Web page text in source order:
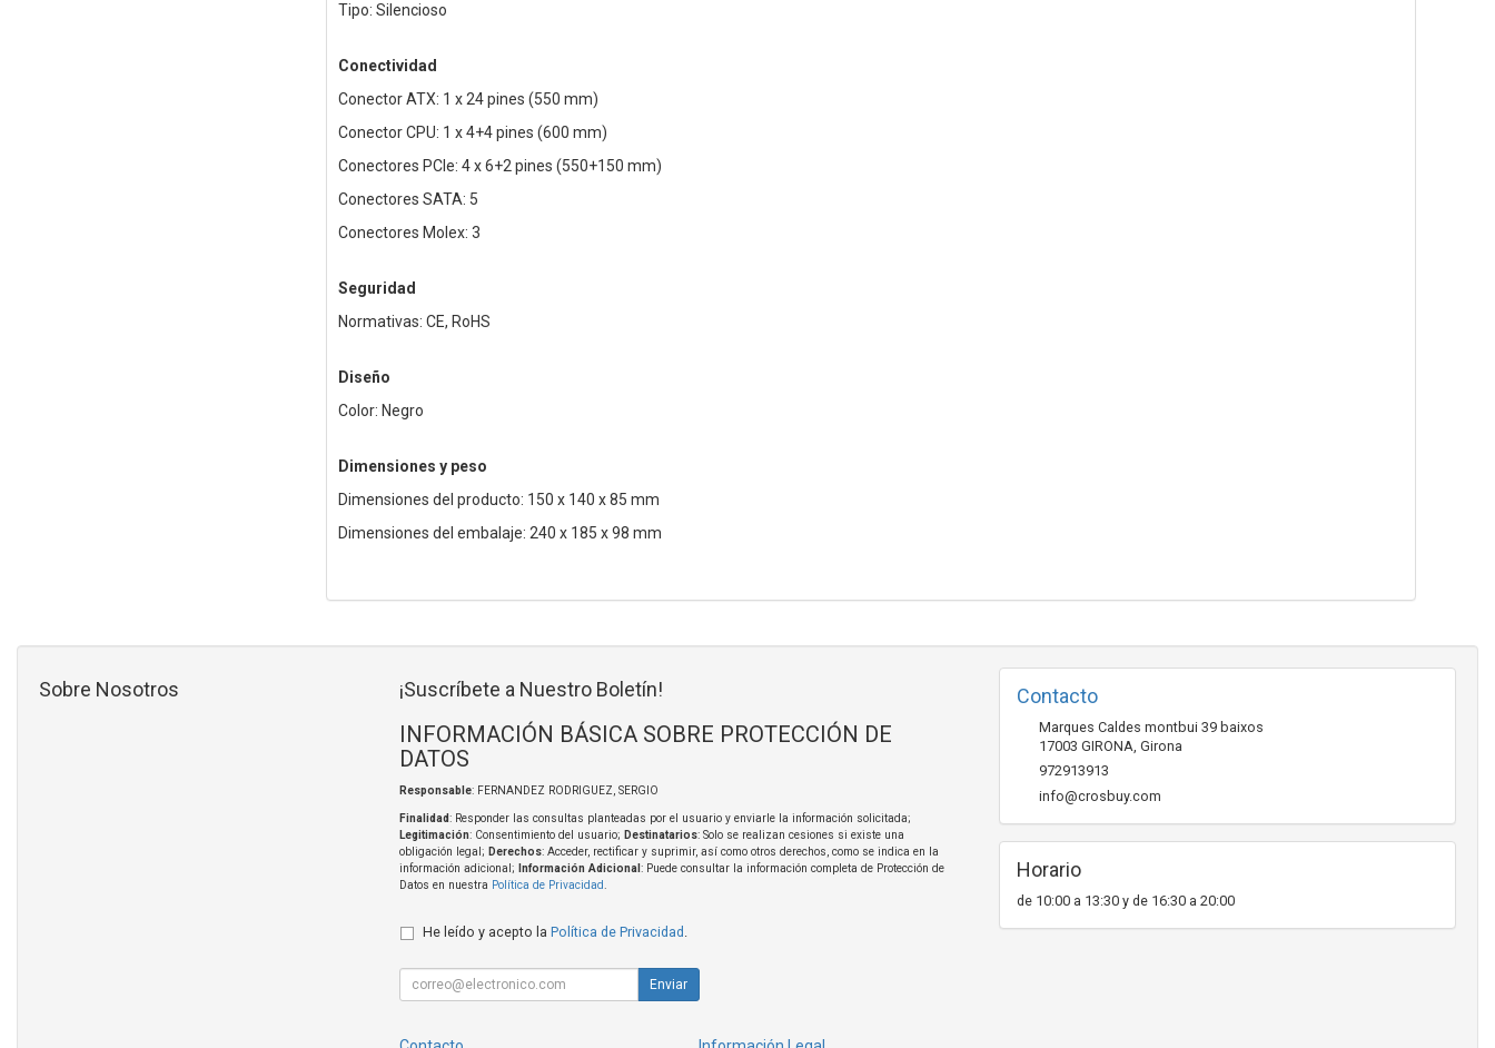
Tipo: Silencioso
Conectividad
Conector ATX: 1 x 24 pines (550 mm)
Conector CPU: 1 x 4+4 pines (600 mm)
Conectores PCIe: 4 x 6+2 pines (550+150 mm)
Conectores SATA: 5
Conectores Molex: 3
Seguridad
Normativas: CE, RoHS
Diseño
Color: Negro
Dimensiones y peso
Dimensiones del producto: 150 x 140 x 85 mm
Dimensiones del embalaje: 240 x 185 x 98 mm
Sobre Nosotros ¡Suscríbete a Nuestro Boletín!
INFORMACIÓN BÁSICA SOBRE PROTECCIÓN DE
DATOS
Responsable: FERNANDEZ RODRIGUEZ, SERGIO
Finalidad: Responder las consultas planteadas por el usuario y enviarle la información solicitada;
Legitimación: Consentimiento del usuario; Destinatarios: Solo se realizan cesiones si existe una
obligación legal; Derechos: Acceder, rectificar y suprimir, así como otros derechos, como se indica en la
información adicional;
Información Adicional : Puede consultar la información completa de Protección de
Datos en nuestra Política de Privacidad.
He leído y acepto la Política de Privacidad .
Enviar
Contacto
Marques Caldes montbui 39 baixos
17003 GIRONA, Girona
972913913
info@crosbuy.com
Horario
de 10:00 a 13:30 y de 16:30 a 20:00